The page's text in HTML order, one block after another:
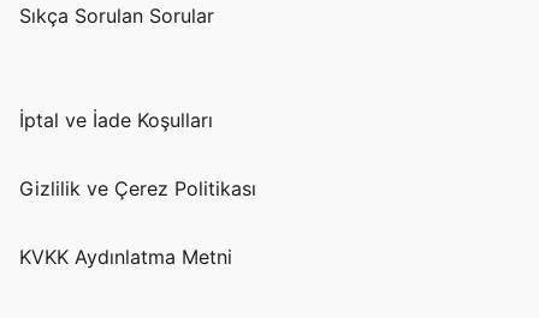
Sıkça Sorulan Sorular
İptal ve İade Koşulları
Gizlilik ve Çerez Politikası
KVKK Aydınlatma Metni